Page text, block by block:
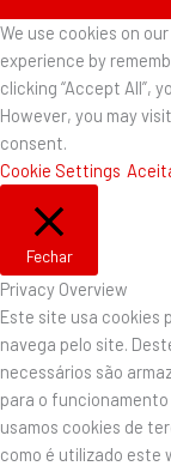
We use cookies on
experience by
clicking “Accept All”,
However, you may
consent.
Cookie Settings
Fechar
Privacy Overview
Este site usa cookies
navega pelo site.
necessários são
para o
usamos cookies de
como é utilizado este